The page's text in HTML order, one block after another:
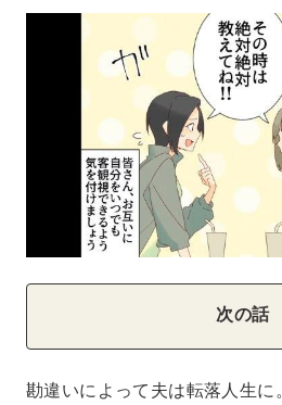
次の話
勘違いによって夫は転落人生に。